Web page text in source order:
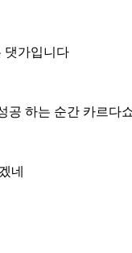
댓가입니다
공 하는 순간 카르다
네